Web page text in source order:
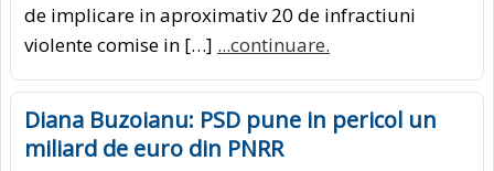
de implicare in aproximativ 20 de infractiuni
violente comise in […] ...continuare.
Diana Buzoianu: PSD pune in pericol un
miliard de euro din PNRR